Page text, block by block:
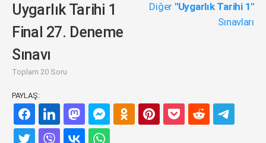
Uygarlık Tarihi 1
Final 27. Deneme
Sınavı
Toplam 20 Soru
Diğer "Uygarlık Tarihi 1"
Sınavları
PAYLAŞ: